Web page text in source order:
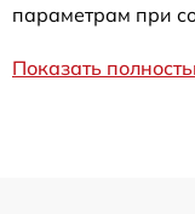
параметрам при
Показать